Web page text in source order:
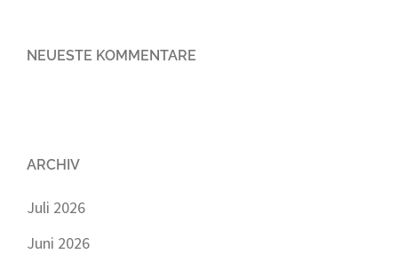
NEUESTE KOMMENTARE
ARCHIV
Juli 2026
Juni 2026